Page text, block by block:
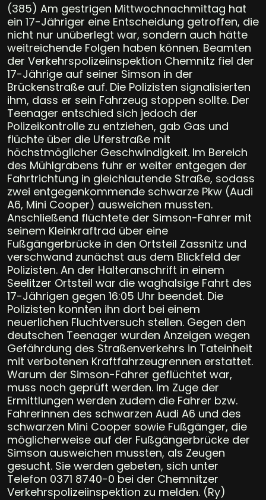
(385) Am gestrigen Mittwochnachmittag hat
ein 17-Jähriger eine Entscheidung getroffen, die
nicht nur unüberlegt war, sondern auch hätte
weitreichende Folgen haben können. Beamten
der Verkehrspolizeiinspektion Chemnitz fiel der
17-Jährige auf seiner Simson in der
Brückenstraße auf. Die Polizisten signalisierten
ihm, dass er sein Fahrzeug stoppen sollte. Der
Teenager entschied sich jedoch der
Polizeikontrolle zu entziehen, gab Gas und
flüchte über die Uferstraße mit
höchstmöglicher Geschwindigkeit. Im Bereich
des Mühlgrabens fuhr er weiter entgegen der
Fahrtrichtung in gleichlautende Straße, sodass
zwei entgegenkommende schwarze Pkw (Audi
A6, Mini Cooper) ausweichen mussten.
Anschließend flüchtete der Simson-Fahrer mit
seinem Kleinkraftrad über eine
Fußgängerbrücke in den Ortsteil Zassnitz und
verschwand zunächst aus dem Blickfeld der
Polizisten. An der Halteranschrift in einem
Seelitzer Ortsteil war die waghalsige Fahrt des
17-Jährigen gegen 16:05 Uhr beendet. Die
Polizisten konnten ihn dort bei einem
neuerlichen Fluchtversuch stellen. Gegen den
deutschen Teenager wurden Anzeigen wegen
Gefährdung des Straßenverkehrs in Tateinheit
mit verbotenen Kraftfahrzeugrennen erstattet.
Warum der Simson-Fahrer geflüchtet war,
muss noch geprüft werden. Im Zuge der
Ermittlungen werden zudem die Fahrer bzw.
Fahrerinnen des schwarzen Audi A6 und des
schwarzen Mini Cooper sowie Fußgänger, die
möglicherweise auf der Fußgängerbrücke der
Simson ausweichen mussten, als Zeugen
gesucht. Sie werden gebeten, sich unter
Telefon 0371 8740-0 bei der Chemnitzer
Verkehrspolizeiinspektion zu melden. (Ry)